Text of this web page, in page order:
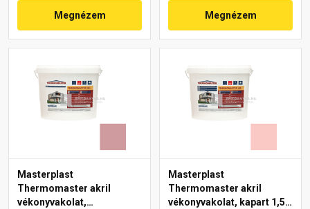
Megnézem Megnézem
Masterplast
Thermomaster akril
vékonyvakolat,
Masterplast
Thermomaster akril
vékonyvakolat, kapart 1,5